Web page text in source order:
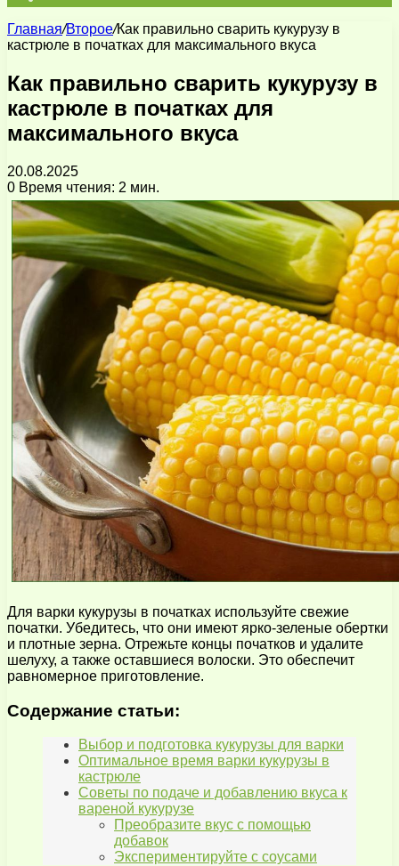
Главная/Второе/Как правильно сварить кукурузу в
кастрюле в початках для максимального вкуса
Как правильно сварить кукурузу в
кастрюле в початках для
максимального вкуса
20.08.2025
0 Время чтения: 2 мин.
Для варки кукурузы в початках используйте свежие
початки. Убедитесь, что они имеют ярко-зеленые обертки
и плотные зерна. Отрежьте концы початков и удалите
шелуху, а также оставшиеся волоски. Это обеспечит
равномерное приготовление.
Содержание статьи:
Выбор и подготовка кукурузы для варки
Оптимальное время варки кукурузы в
кастрюле
Советы по подаче и добавлению вкуса к
вареной кукурузе
Преобразите вкус с помощью
добавок
Экспериментируйте с соусами